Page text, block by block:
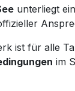
unterliegt
ist für alle
im